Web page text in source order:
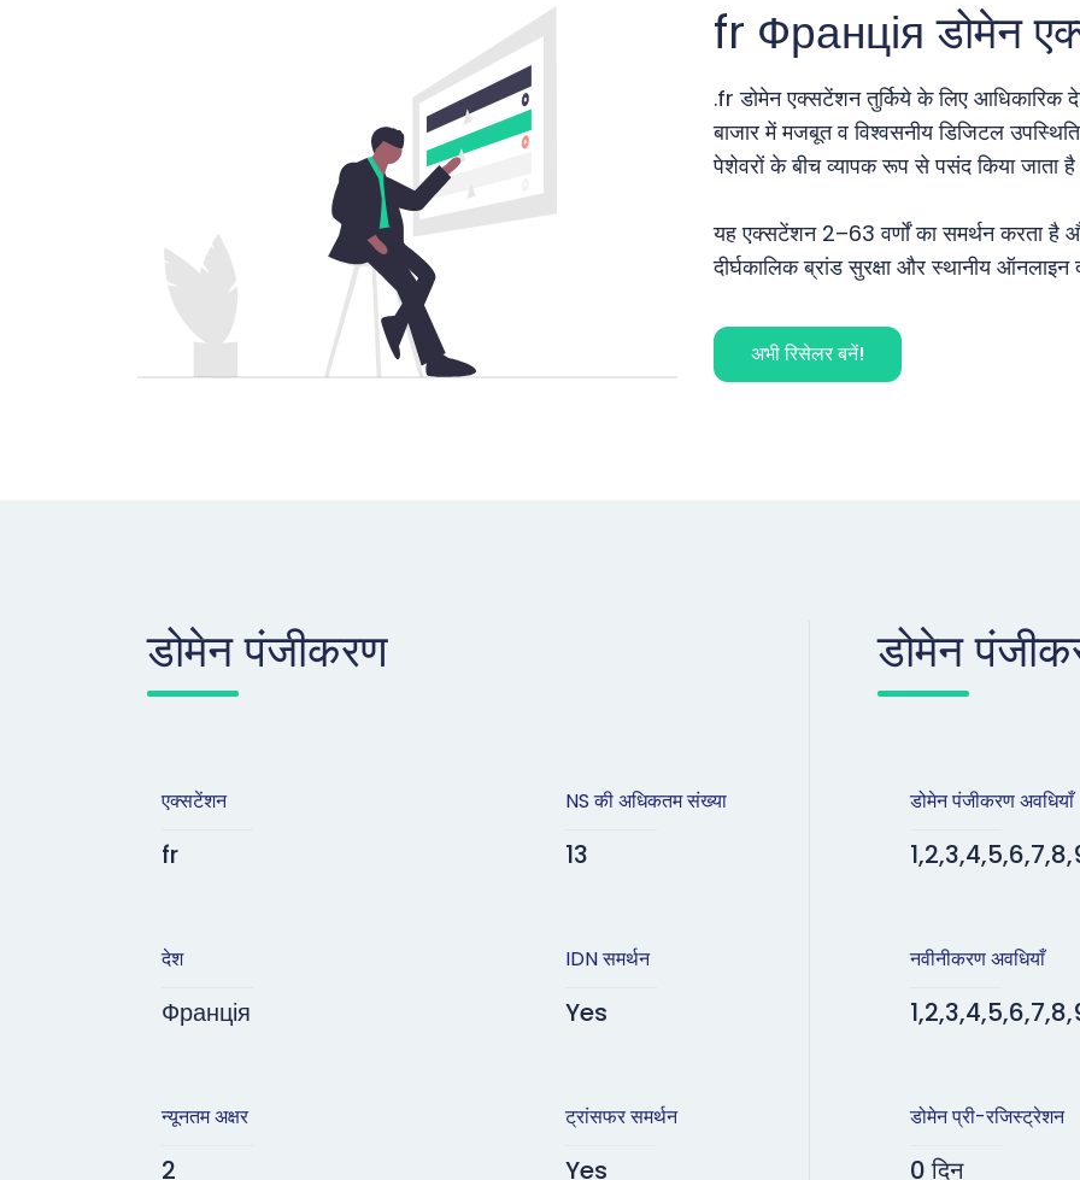
fr Франція डोमेन
.fr डोमेन एक्सटेंशन तुर्किये के लिए आधिकारिक
बाजार में मजबूत व विश्वसनीय डिजिटल
पेशेवरों के बीच व्यापक रूप से पसंद किया जाता
यह एक्सटेंशन 2–63 वर्णों का समर्थन करता है
दीर्घकालिक ब्रांड सुरक्षा और स्थानीय
अभी रिसेलर बनें!
डोमेन पंजीकरण
एक्सटेंशन
fr
देश
Франція
न्यूनतम अक्षर
2
NS की अधिकतम संख्या
13
IDN समर्थन
Yes
ट्रांसफर समर्थन
Yes
डोमेन
डोमेन पंजीकरण अवधियाँ
नवीनीकरण अवधियाँ
डोमेन प्री-रजिस्ट्रेशन
0 दिन